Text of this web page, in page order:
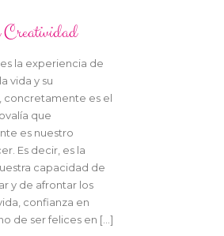
Creatividad
la experiencia de
vida y su
concretamente es el
que
es nuestro
Es decir, es la
capacidad de
y de afrontar los
confianza en
de ser felices en […]